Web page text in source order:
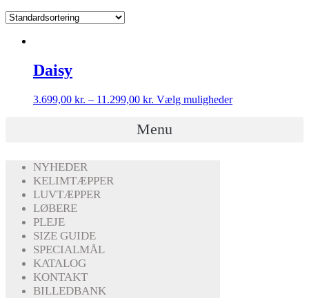
Daisy
3.699,00 kr. – 11.299,00 kr. Vælg muligheder
Menu
NYHEDER
KELIMTÆPPER
LUVTÆPPER
LØBERE
PLEJE
SIZE GUIDE
SPECIALMÅL
KATALOG
KONTAKT
BILLEDBANK